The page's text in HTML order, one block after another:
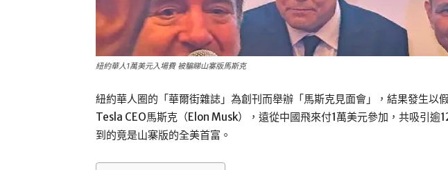
紐約華人1萬美元入場費 被騙睇山寨版馬斯克
紐約華人圈的「華爾街雜誌」為創刊而舉辦「馬斯克見面會」，結果發生以
Tesla CEO馬斯克（Elon Musk），遠從中國飛來付1萬美元參加，共吸引逾
到的竟是山寨版的全美首富。